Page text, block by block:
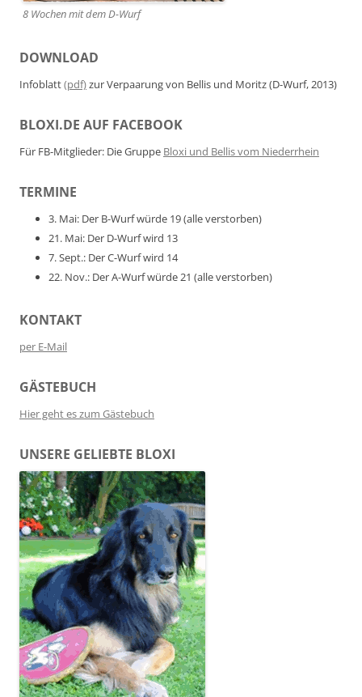
8 Wochen mit dem D-Wurf
DOWNLOAD
Infoblatt(pdf)zur Verpaarung von Bellis und Moritz (D-Wurf, 2013)
BLOXI.DE AUF FACEBOOK
Für FB-Mitglieder: Die Gruppe Bloxi und Bellis vom Niederrhein
TERMINE
3. Mai: Der B-Wurf würde 19 (alle verstorben)
21. Mai: Der D-Wurf wird 13
7. Sept.: Der C-Wurf wird 14
22. Nov.: Der A-Wurf würde 21 (alle verstorben)
KONTAKT
per E-Mail
GÄSTEBUCH
Hier geht es zum Gästebuch
UNSERE GELIEBTE BLOXI